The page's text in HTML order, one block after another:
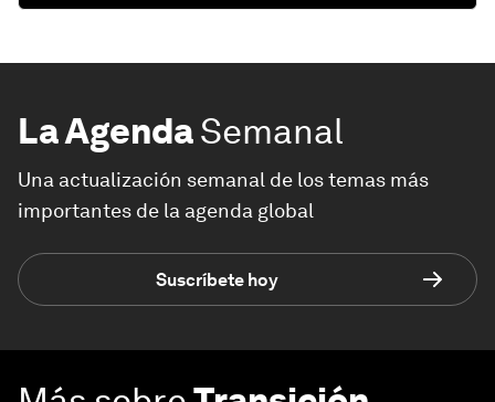
La AgendaSemanal
Una actualización semanal de los temas más
importantes de la agenda global
Suscríbete hoy